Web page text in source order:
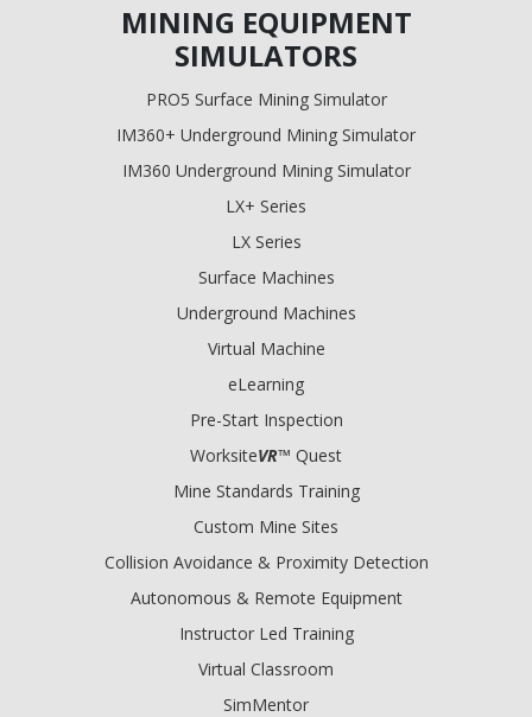
MINING EQUIPMENT
SIMULATORS
PRO5 Surface Mining Simulator
IM360+ Underground Mining Simulator
IM360 Underground Mining Simulator
LX+ Series
LX Series
Surface Machines
Underground Machines
Virtual Machine
eLearning
Pre-Start Inspection
WorksiteVR™ Quest
Mine Standards Training
Custom Mine Sites
Collision Avoidance & Proximity Detection
Autonomous & Remote Equipment
Instructor Led Training
Virtual Classroom
SimMentor